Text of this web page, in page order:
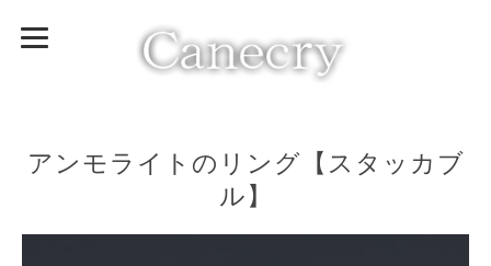
アンモライトのリング【スタッカブ
ル】